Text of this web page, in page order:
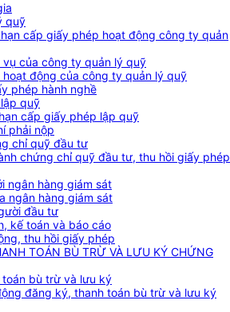
quỹ
cấp giấy phép hoạt động công ty quản
của công ty quản lý quỹ
động của công ty quản lý quỹ
phép hành nghề
quỹ
cấp giấy phép lập quỹ
phải nộp
chỉ quỹ đầu tư
chứng chỉ quỹ đầu tư, thu hồi giấy phép
ngân hàng giám sát
ngân hàng giám sát
đầu tư
kế toán và báo cáo
thu hồi giấy phép
TOÁN BÙ TRỪ VÀ LƯU KÝ CHỨNG
bù trừ và lưu ký
đăng ký, thanh toán bù trừ và lưu ký